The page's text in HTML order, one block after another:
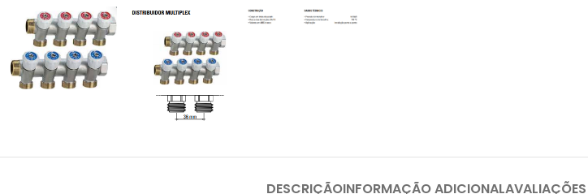
DESCRIÇÃOINFORMAÇÃO ADICIONAL